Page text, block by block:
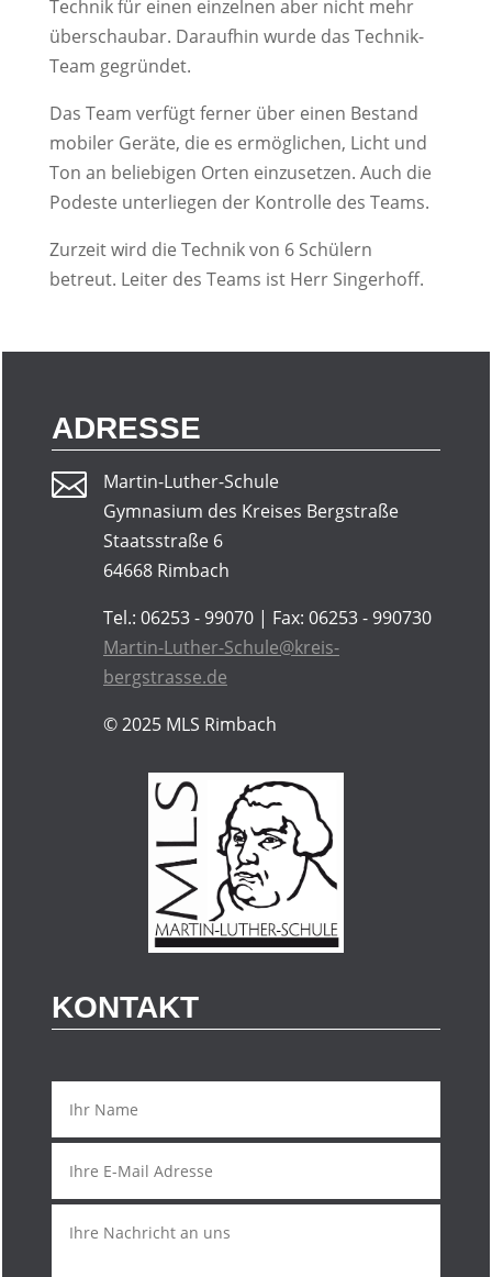
Technik für einen einzelnen aber nicht mehr
überschaubar. Daraufhin wurde das Technik-
Team gegründet.
Das Team verfügt ferner über einen Bestand
mobiler Geräte, die es ermöglichen, Licht und
Ton an beliebigen Orten einzusetzen. Auch die
Podeste unterliegen der Kontrolle des Teams.
Zurzeit wird die Technik von 6 Schülern
betreut. Leiter des Teams ist Herr Singerhoff.
ADRESSE

Martin-Luther-Schule
Gymnasium des Kreises Bergstraße
Staatsstraße 6
64668 Rimbach
Tel.: 06253 - 99070 | Fax: 06253 - 990730
Martin-Luther-Schule@kreis-
bergstrasse.de
© 2025MLS Rimbach
KONTAKT